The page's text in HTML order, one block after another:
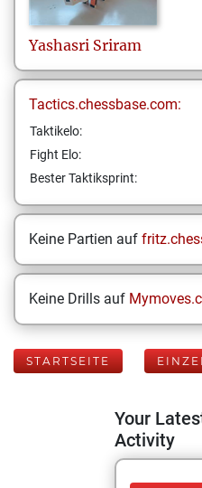
Yashasri Sriram
Tactics.chessbase.com:
Taktikelo:
Fight Elo:
Bester Taktiksprint:
Keine Partien auf
Keine Drills auf
STARTSEITE
Your
Activity